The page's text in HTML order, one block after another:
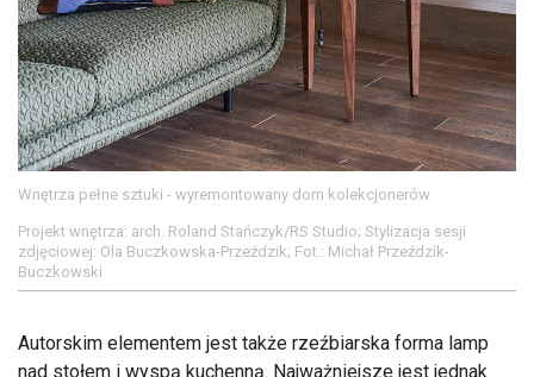
Wnętrza pełne sztuki - wyremontowany dom kolekcjonerów
Projekt wnętrza: arch. Roland Stańczyk/RS Studio; Stylizacja sesji
zdjęciowej: Ola Buczkowska-Przeździk; Fot.: Michał Przeździk-
Buczkowski
Autorskim elementem jest także rzeźbiarska forma lamp
nad stołem i wyspą kuchenną. Najważniejsze jest jednak